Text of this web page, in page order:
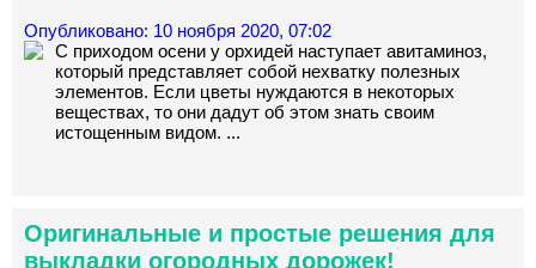
Опубликовано: 10 ноября 2020, 07:02
С приходом осени у орхидей наступает авитаминоз,
который представляет собой нехватку полезных
элементов. Если цветы нуждаются в некоторых
веществах, то они дадут об этом знать своим
истощенным видом. ...
Оригинальные и простые решения для
выкладки огородных дорожек!